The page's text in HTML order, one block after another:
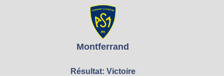
Montferrand
Résultat: Victoire